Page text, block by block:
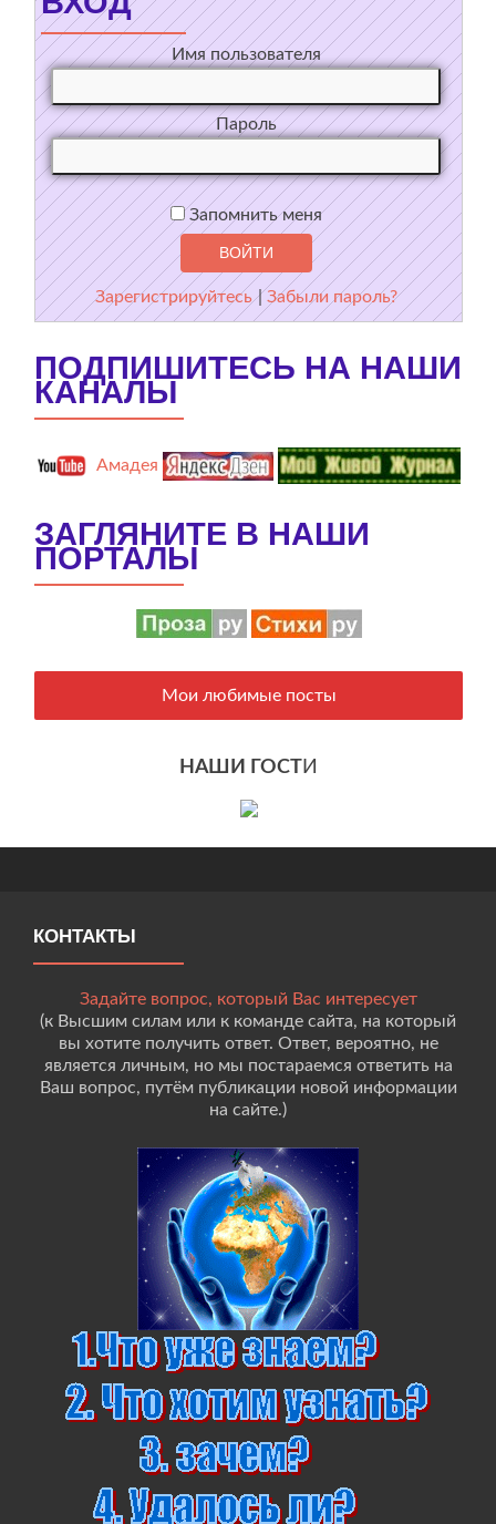
Имя пользователя
Пароль
Запомнить меня
Зарегистрируйтесь |Забыли пароль?
ПОДПИШИТЕСЬ НА НАШИ
КАНАЛЫ
Амадея
ЗАГЛЯНИТЕ В НАШИ
ПОРТАЛЫ
Мои любимые посты
НАШИ ГОСТ И
КОНТАКТЫ
Задайте вопрос, который Вас интересует
(к Высшим силам или к команде сайта, на который
вы хотите получить ответ. Ответ, вероятно, не
является личным, но мы постараемся ответить на
Ваш вопрос, путём публикации новой информации
на сайте.)